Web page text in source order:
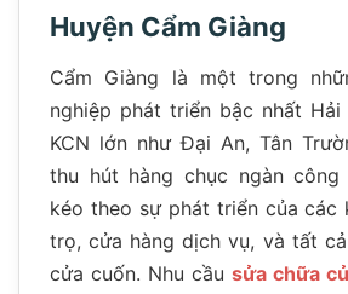
Huyện Cẩm Giàng
Cẩm Giàng là một trong
nghiệp phát triển bậc nhất
KCN lớn như Đại An, Tân
thu hút hàng chục ngàn công
kéo theo sự phát triển của các
trọ, cửa hàng dịch vụ, và tất
cửa cuốn. Nhu cầu sửa chữa